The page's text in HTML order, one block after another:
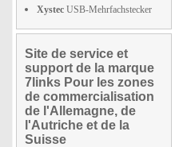
Xystec USB-Mehrfachstecker
Site de service et
support de la marque
7links Pour les zones
de commercialisation
de l'Allemagne, de
l'Autriche et de la
Suisse